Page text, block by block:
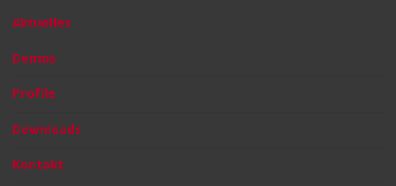
Aktuelles
Demos
Profile
Downloads
Kontakt